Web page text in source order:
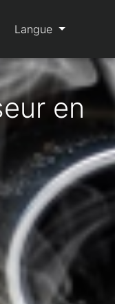
Langue
en